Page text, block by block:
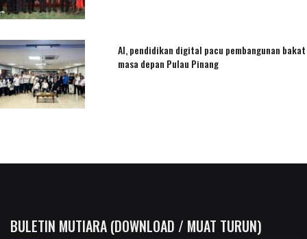
AI, pendidikan digital pacu pembangunan bakat
masa depan Pulau Pinang
BULETIN MUTIARA (DOWNLOAD / MUAT TURUN)